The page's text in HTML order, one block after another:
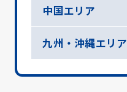
中国エリア
九州・沖縄エリア